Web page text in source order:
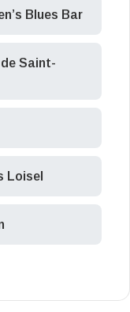
Blues Bar
Saint-
Loisel